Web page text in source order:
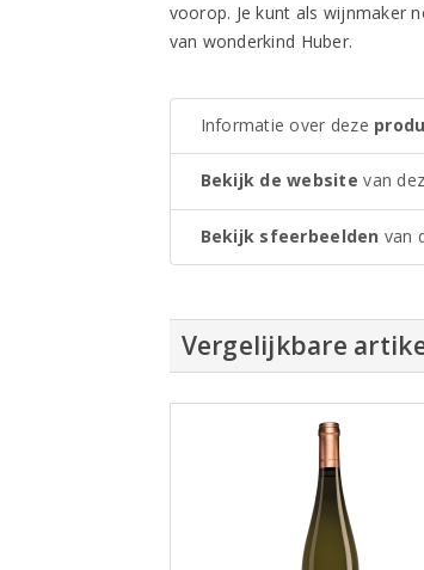
voorop. Je kunt als wijnmaker
van wonderkind Huber.
Informatie over deze
Bekijk de website van
Bekijk sfeerbeelden van
Vergelijkbare